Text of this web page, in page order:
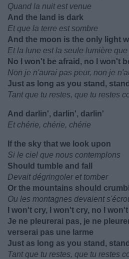
Quand la nuit est venue
And the land is dark
Et que la terre est sombre
And the moon is the only light
Et la lune est la seule lumière
No I won't be afraid, no I won't
Non je n'aurai pas peur, non je
Just as long as you stand,
Tant que tu restes, que tu restes
And darlin', darlin', darlin'
Et chérie, chérie, chérie
If the sky that we look upon
Si le ciel que nous contemplons
Should tumble and fall
Devait dégringoler et tomber
Or the mountains should
Ou les montagnes devaient
I won't cry, I won't cry, no I
Je ne pleurerai pas, je ne
verserai pas une larme
Just as long as you stand,
Tant que tu restes, que tu restes